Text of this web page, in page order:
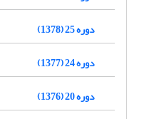
دوره 25 (1378)
دوره 24 (1377)
دوره 20 (1376)